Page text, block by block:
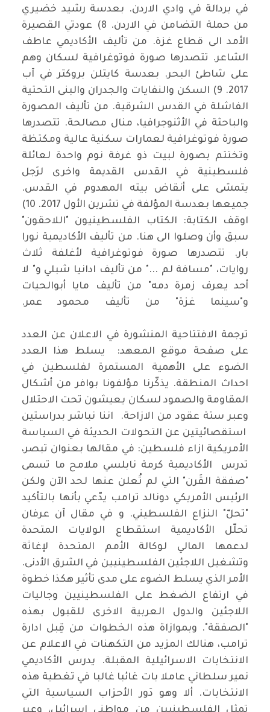
في بردالة في وادي الاردن. بعدسة رشيد خضيري
من حملة التضامن في الاردن. 8) عودتي القصيرة
الأمد الى قطاع غزة. من تأليف الأكاديمي عاطف
الشاعر. تتصدرها صورة فوتوغرافية لسكان وهم
على شاطئ البحر. بعدسة كايتلن بروكتر في آب
2017. 9) السكن والنفايات والجدران والبنى التحتية
الفاشلة في القدس الشرقية. من تأليف المصورة
والباحثة في الأثنوجرافيا، منال مصالحة. تتصدرها
صورة فوتوغرافية لعمارات سكنية عالية ومكتظة
وتختتم بصورة لبيت ذو غرفة نوم واحدة لعائلة
فلسطينية في القدس القديمة واخرى لرَجل
يتمشى على أنقاض بيته المهدوم في القدس.
جميعها بعدسة المؤلفة في تشرين الأول 2017. 10)
اوقف الكتابة: الكتاب الفلسطينيون "اللاحقون"
سبق وأن وصلوا الى هنا. من تأليف الأكاديمية نورا
بار. تتصدرها صورة فوتوغرافية لأغلفة ثلاث
روايات، "مسافة لم ..." من تأليف ادانيا شبلي و" لا
أحد يعرف زمرة دمه" من تأليف مايا أبوالحيات
و"سينما غزة" من تأليف محمود عمر.
ترجمة الافتتاحية المنشورة في الاعلان عن العدد
على صفحة موقع المعهد: يسلط هذا العدد
الضوء على الأهمية المستمرة لفلسطين في
احداث المنطقة. يذكّرنا مؤلفونا بوافر من أشكال
المقاومة والصمود لسكان يعيشون تحت الاحتلال
وعبر ستة عقود من الازاحة. اننا نباشر بدراستين
استقصائيتين عن التحولات الحديثة في السياسة
الأمريكية ازاء فلسطين: في مقالها بعنوان تبصر،
تدرس الأكاديمية كرمة نابلسي ملامح ما تسمى
"صفقة القَرن" التي لم تُعلن عنها لحد الآن ولكن
الرئيس الأمريكي دونالد ترامب يدّعي بأنها بالتأكيد
"تحلّ" النزاع الفلسطيني. و في مقال آن عرفان
تحلّل الأكاديمية استقطاع الولايات المتحدة
لدعمها المالي لوكالة الأمم المتحدة لإغاثة
وتشغيل اللاجئين الفلسطينيين في الشرق الأدنى.
الأمر الذي يسلط الضوء على مدى تأثير هكذا خطوة
في ارتفاع الضغط على الفلسطينيين وجاليات
اللاجئين والدول العربية الاخرى للقبول بهذه
"الصفقة". وبموازاة هذه الخطوات من قِبل ادارة
ترامب، هنالك المزيد من التكهنات في الاعلام عن
الانتخابات الاسرائيلية المقبلة. يدرس الأكاديمي
نمير سلطاني عاملا بات غائبا غالبا في تغطية هذه
الانتخابات. ألا وهو دَور الأحزاب السياسية التي